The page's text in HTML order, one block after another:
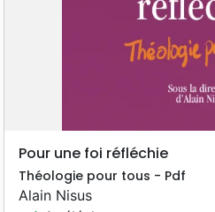
Pour une foi réfléchie
Théologie pour tous - Pdf
Alain Nisus